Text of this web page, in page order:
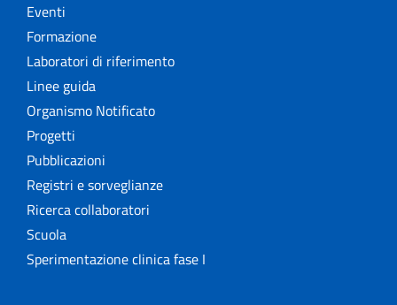
Eventi
Formazione
Laboratori di riferimento
Linee guida
Organismo Notificato
Progetti
Pubblicazioni
Registri e sorveglianze
Ricerca collaboratori
Scuola
Sperimentazione clinica fase I